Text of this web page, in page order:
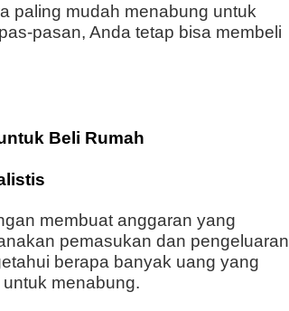
paling mudah menabung untuk
pasan, Anda tetap bisa membeli
Beli Rumah
membuat anggaran yang
pemasukan dan pengeluaran
berapa banyak uang yang
menabung.